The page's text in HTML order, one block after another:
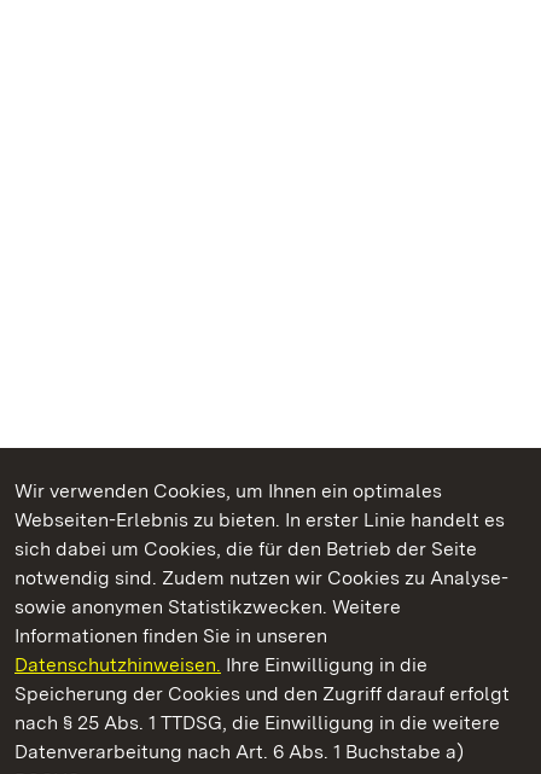
Wir verwenden Cookies, um Ihnen ein optimales
Webseiten-Erlebnis zu bieten. In erster Linie handelt es
sich dabei um Cookies, die für den Betrieb der Seite
notwendig sind. Zudem nutzen wir Cookies zu Analyse-
sowie anonymen Statistikzwecken. Weitere
Informationen finden Sie in unseren
Datenschutzhinweisen. Ihre Einwilligung in die
Speicherung der Cookies und den Zugriff darauf erfolgt
nach § 25 Abs. 1 TTDSG, die Einwilligung in die weitere
Datenverarbeitung nach Art. 6 Abs. 1 Buchstabe a)
Kommen. Staunen. Genießen.
Residenzschloss Ludwigsburg
Staatliche Schlösser und Gärten Baden-Württemberg